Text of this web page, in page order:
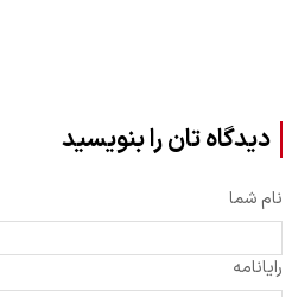
دیدگاه تان را بنویسید
نام شما
رایانامه